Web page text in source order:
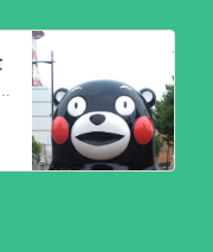
だ余震も続き大変な時間を過ごされていると思います。心よりお見舞い申し上げます